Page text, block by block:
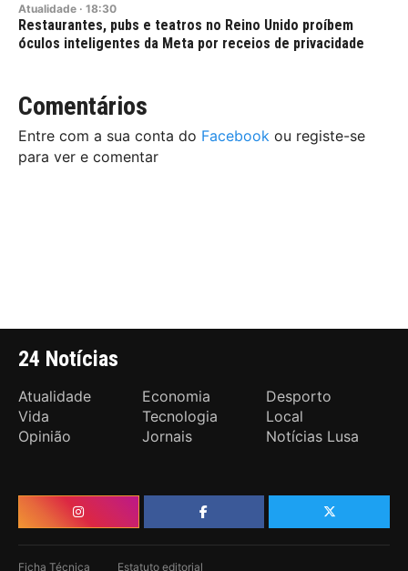
Atualidade · 18:30
Restaurantes, pubs e teatros no Reino Unido proíbem
óculos inteligentes da Meta por receios de privacidade
Comentários
Entre com a sua conta do Facebook ou registe-se
para ver e comentar
24 Notícias
Atualidade Economia
Desporto
Vida
Tecnologia
Local
Opinião
Jornais Notícias Lusa
Ficha Técnica Estatuto editorial